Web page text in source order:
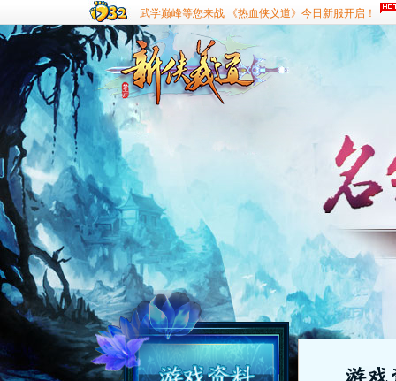
武学巅峰等您来战 《热血侠义道》今日新服开启！